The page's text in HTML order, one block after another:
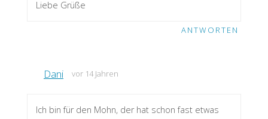
Liebe Grüße
ANTWORTEN
Dani vor 14 Jahren
Ich bin für den Mohn, der hat schon fast etwas